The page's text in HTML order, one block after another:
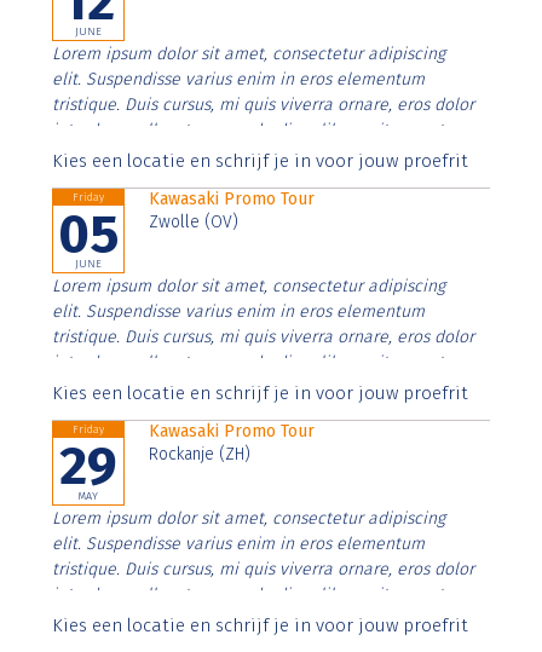
JUNE
Lorem ipsum dolor sit amet, consectetur adipiscing
elit. Suspendisse varius enim in eros elementum
tristique. Duis cursus, mi quis viverra ornare, eros dolor
interdum nulla, ut commodo diam libero vitae erat.
Aenean faucibus nibh et justo cursus id rutrum lorem
Kies een locatie en schrijf je in voor jouw proefrit
Friday
05
JUNE
Kawasaki Promo Tour
Zwolle (OV)
Lorem ipsum dolor sit amet, consectetur adipiscing
elit. Suspendisse varius enim in eros elementum
tristique. Duis cursus, mi quis viverra ornare, eros dolor
interdum nulla, ut commodo diam libero vitae erat.
Aenean faucibus nibh et justo cursus id rutrum lorem
Kies een locatie en schrijf je in voor jouw proefrit
Friday
29
MAY
Kawasaki Promo Tour
Rockanje (ZH)
Lorem ipsum dolor sit amet, consectetur adipiscing
elit. Suspendisse varius enim in eros elementum
tristique. Duis cursus, mi quis viverra ornare, eros dolor
interdum nulla, ut commodo diam libero vitae erat.
Aenean faucibus nibh et justo cursus id rutrum lorem
Kies een locatie en schrijf je in voor jouw proefrit